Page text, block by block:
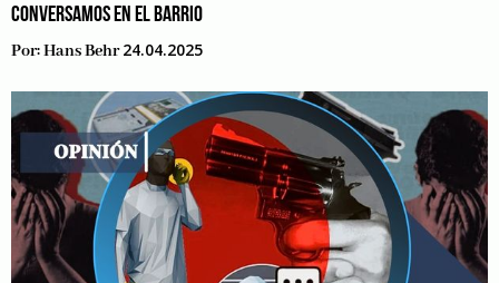
CONVERSAMOS EN EL BARRIO
Por:Hans Behr 24.04.2025